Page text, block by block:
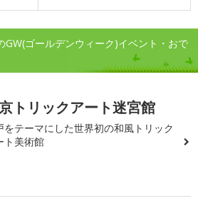
GW(ゴールデンウィーク)イベント・おで
トリックアート迷宮館
をテーマにした世界初の和風トリック
ト美術館